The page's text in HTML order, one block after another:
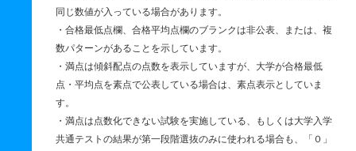
同じ数値が入っている場合があります。
・合格最低点欄、合格平均点欄のブランクは非公表、または、複
数パターンがあることを示しています。
・満点は傾斜配点の点数を表示していますが、大学が合格最低
点・平均点を素点で公表している場合は、素点表示としていま
す。
・満点は点数化できない試験を実施している、もしくは大学入学
共通テストの結果が第一段階選抜のみに使われる場合も、「０」